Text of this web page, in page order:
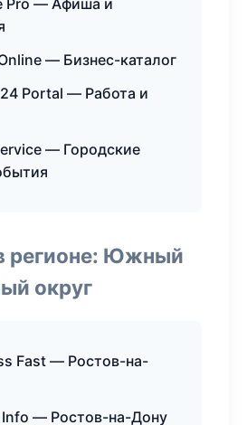
Pro — Афиша и
— Бизнес-каталог
Portal — Работа и
— Городские
регионе: Южный
округ
Fast — Ростов-на-
Info — Ростов-на-Дону